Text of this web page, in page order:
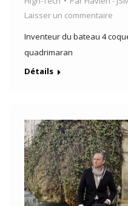
Laisser un commentaire
Inventeur du bateau 4
quadrimaran
Détails